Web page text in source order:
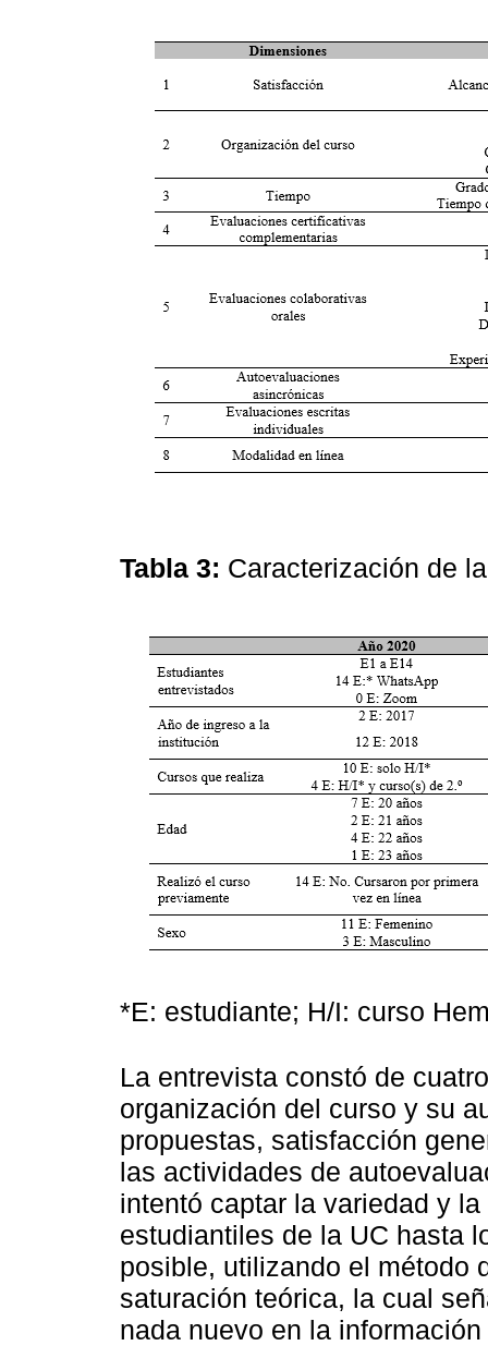
Tabla 3: Caracterización de
*E: estudiante; H/I: curso
La entrevista constó de
organización del curso y su
propuestas, satisfacción
las actividades de
intentó captar la variedad y
estudiantiles de la UC hasta
posible, utilizando el método
saturación teórica, la cual
nada nuevo en la